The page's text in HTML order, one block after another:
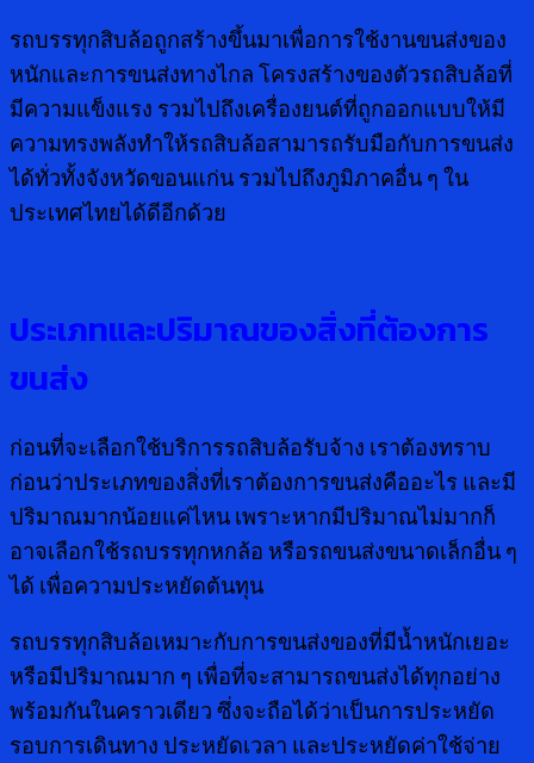
รถบรรทุกสิบล้อถูกสร้างขึ้นมาเพื่อการใช้งานขนส่งของ
หนักและการขนส่งทางไกล โครงสร้างของตัวรถสิบล้อที่
มีความแข็งแรง รวมไปถึงเครื่องยนต์ที่ถูกออกแบบให้มี
ความทรงพลังทำให้รถสิบล้อสามารถรับมือกับการขนส่ง
ได้ทั่วทั้งจังหวัดขอนแก่น รวมไปถึงภูมิภาคอื่น ๆ ใน
ประเทศไทยได้ดีอีกด้วย
ประเภทและปริมาณของสิ่งที่ต้องการ
ขนส่ง
ก่อนที่จะเลือกใช้บริการรถสิบล้อรับจ้าง เราต้องทราบ
ก่อนว่าประเภทของสิ่งที่เราต้องการขนส่งคืออะไร และมี
ปริมาณมากน้อยแค่ไหน เพราะหากมีปริมาณไม่มากก็
อาจเลือกใช้รถบรรทุกหกล้อ หรือรถขนส่งขนาดเล็กอื่น ๆ
ได้ เพื่อความประหยัดต้นทุน
รถบรรทุกสิบล้อเหมาะกับการขนส่งของที่มีน้ำหนักเยอะ
หรือมีปริมาณมาก ๆ เพื่อที่จะสามารถขนส่งได้ทุกอย่าง
พร้อมกันในคราวเดียว ซึ่งจะถือได้ว่าเป็นการประหยัด
รอบการเดินทาง ประหยัดเวลา และประหยัดค่าใช้จ่าย